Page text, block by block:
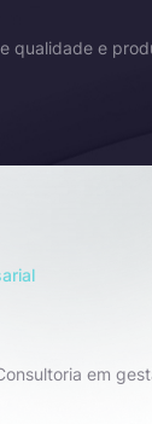
qualidade e
em